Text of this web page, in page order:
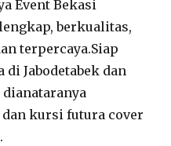
Event Bekasi
berkualitas,
terpercaya.Siap
di Jabodetabek dan
kursi futura cover